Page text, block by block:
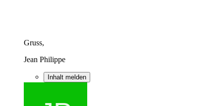
Gruss,
Jean Philippe
Inhalt melden